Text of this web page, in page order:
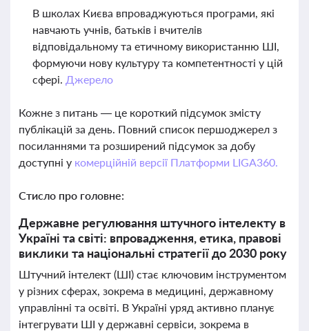
В школах Києва впроваджуються програми, які
навчають учнів, батьків і вчителів
відповідальному та етичному використанню ШІ,
формуючи нову культуру та компетентності у цій
сфері. Джерело
Кожне з питань — це короткий підсумок змісту
публікацій за день. Повний список першоджерел з
посиланнями та розширений підсумок за добу
доступні у комерційній версії Платформи LIGA360.
Стисло про головне:
Державне регулювання штучного інтелекту в
Україні та світі: впровадження, етика, правові
виклики та національні стратегії до 2030 року
Штучний інтелект (ШІ) стає ключовим інструментом
у різних сферах, зокрема в медицині, державному
управлінні та освіті. В Україні уряд активно планує
інтегрувати ШІ у державні сервіси, зокрема в